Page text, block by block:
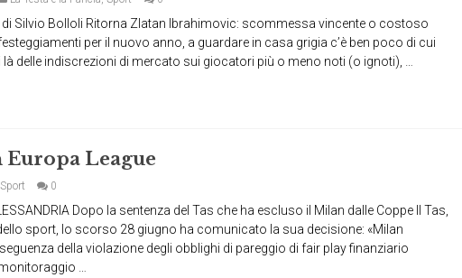
di Silvio Bolloli Ritorna Zlatan Ibrahimovic: scommessa vincente o costoso
per il nuovo anno, a guardare in casa grigia c’è ben poco di cui
là delle indiscrezioni di mercato sui giocatori più o meno noti (o ignoti), …
League
Sport 0
Dopo la sentenza del Tas che ha escluso il Milan dalle Coppe Il Tas,
sport, lo scorso 28 giugno ha comunicato la sua decisione: «Milan
della violazione degli obblighi di pareggio di fair play finanziario
…